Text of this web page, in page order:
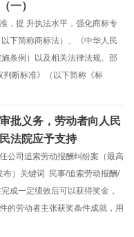
一）
，提 升执法水平，强化商标专
下简称商标法）、《中华人民
条例）以及相关法律法规、部
判断标准》（以下简称《标
批义务，劳动者向人民
法院应予支持
公司追索劳动报酬纠纷案（最高
布）关键词 民事/追索劳动报酬/
成一定绩效后可以获得奖金，
的劳动者主张获奖条件成就，用